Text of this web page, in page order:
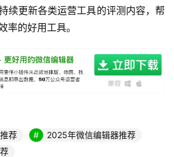
续更新各类运营工具的评测内容，帮
率的好用工具。
荐
2025年微信编辑器推荐